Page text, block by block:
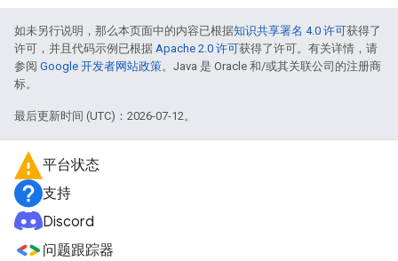
如未另行说明，那么本页面中的内容已根据知识共享署名 4.0 许可获得了
许可，并且代码示例已根据 Apache 2.0 许可获得了许可。有关详情，请
参阅 Google 开发者网站政策。Java 是 Oracle 和/或其关联公司的注册商
标。
最后更新时间 (UTC)：2026-07-12。
平台状态
支持
Discord
问题跟踪器